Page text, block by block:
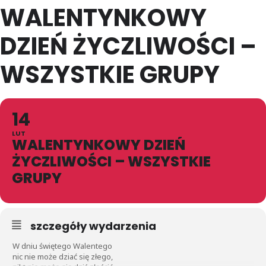
WALENTYNKOWY
DZIEŃ ŻYCZLIWOŚCI –
WSZYSTKIE GRUPY
14
LUT
WALENTYNKOWY DZIEŃ
ŻYCZLIWOŚCI – WSZYSTKIE
GRUPY
szczegóły wydarzenia
W dniu świętego Walentego
nic nie może dziać się złego,